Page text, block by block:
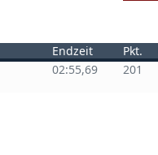
Endzeit Pkt.
02:55,69 201